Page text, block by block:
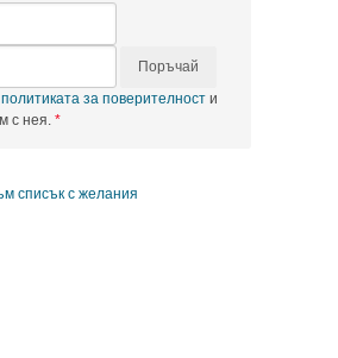
Поръчай
политиката за поверителности
с нея.
списък с желания